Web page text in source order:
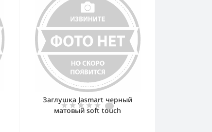
Заглушка Jasmart черный
матовый soft touch